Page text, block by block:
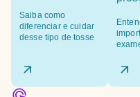
Saiba como
diferenciar e cuidar
desse tipo de tosse